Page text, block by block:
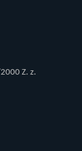
Z. z.